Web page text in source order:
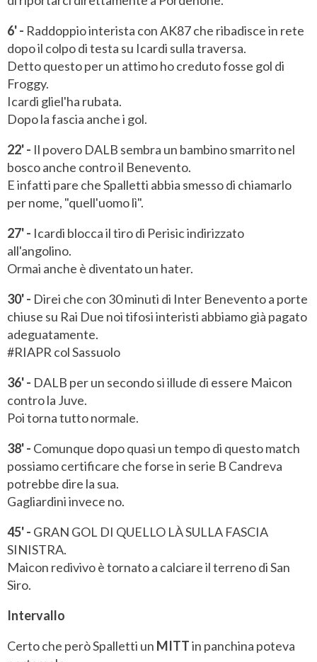
6' - Raddoppio interista con AK87 che ribadisce in rete
dopo il colpo di testa su Icardi sulla traversa.
Detto questo per un attimo ho creduto fosse gol di
Froggy.
Icardi gliel'ha rubata.
Dopo la fascia anche i gol.
22' - Il povero DALB sembra un bambino smarrito nel
bosco anche contro il Benevento.
E infatti pare che Spalletti abbia smesso di chiamarlo
per nome, "quell'uomo lì".
27' - Icardi blocca il tiro di Perisic indirizzato
all'angolino.
Ormai anche è diventato un hater.
30' - Direi che con 30 minuti di Inter Benevento a porte
chiuse su Rai Due noi tifosi interisti abbiamo già pagato
adeguatamente.
#RIAPR col Sassuolo
36' - DALB per un secondo si illude di essere Maicon
contro la Juve.
Poi torna tutto normale.
38' - Comunque dopo quasi un tempo di questo match
possiamo certificare che forse in serie B Candreva
potrebbe dire la sua.
Gagliardini invece no.
45' - GRAN GOL DI QUELLO LÀ SULLA FASCIA
SINISTRA.
Maicon redivivo è tornato a calciare il terreno di San
Siro.
Intervallo
Certo che però Spalletti un MITTin panchina poteva